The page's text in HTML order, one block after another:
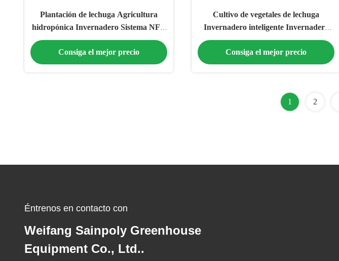
Plantación de lechuga Agricultura
hidropónica Invernadero Sistema NFT
de PVC de grado alimenticio
Consiga el mejor precio
Cultivo de vegetales de lechuga
Invernadero inteligente Invernadero
con marco de acero
Consiga el mejor precio
1 2
Éntrenos en contacto con
Weifang Sainpoly Greenhouse
Equipment Co., Ltd..